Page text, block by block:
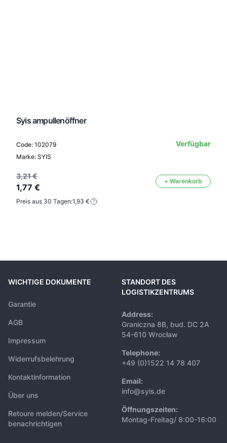
Syis ampullenöffner
Code: 102079
Marke: SYIS
Verfügbar
3,21 €
1,77 €
+ Warenkorb
Preis aus 30 Tagen:1,93 €
WICHTIGE DOKUMENTE
Garantie
AGB
Impressum
Widerrufsbelehrung
Kontaktinformation
Über uns
Retoure melden/Service
benachrichtigen
STANDORT DES
LOGISTIKZENTRUMS
Address:
Graniczna 8B, bud. DC 2A
54-610 Wrocław
Telephone:
+49 (0)1522 14 78 407
Email:
info@syis.de
Öffnungszeiten:
Montag-Freitag/ 8:00-16:00